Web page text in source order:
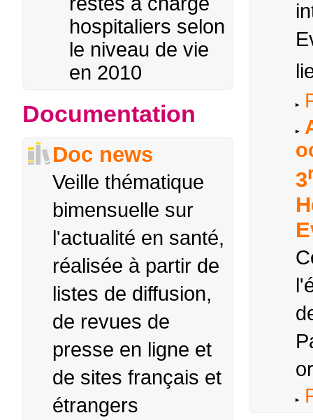
hospitaliers selon
le niveau de vie
en 2010
Documentation
Doc news
Veille thématique
bimensuelle sur
l'actualité en santé,
réalisée à partir de
listes de diffusion,
de revues de
presse en ligne et
de sites français et
étrangers
3